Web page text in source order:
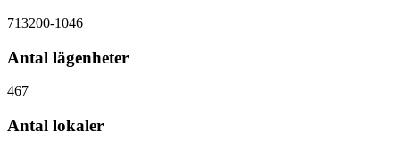
713200-1046
Antal lägenheter
467
Antal lokaler